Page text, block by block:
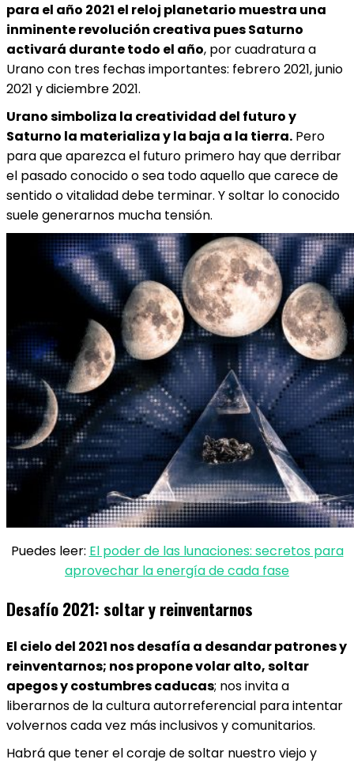
para el año 2021 el reloj planetario muestra una
inminente revolución creativa pues Saturno
activará durante todo el año, por cuadratura a
Urano con tres fechas importantes: febrero 2021, junio
2021 y diciembre 2021.
Urano simboliza la creatividad del futuro y
Saturno la materializa y la baja a la tierra. Pero
para que aparezca el futuro primero hay que derribar
el pasado conocido o sea todo aquello que carece de
sentido o vitalidad debe terminar. Y soltar lo conocido
suele generarnos mucha tensión.
Puedes leer: El poder de las lunaciones: secretos para
aprovechar la energía de cada fase
Desafío 2021: soltar y reinventarnos
El cielo del 2021 nos desafía a desandar patrones y
reinventarnos; nos propone volar alto, soltar
apegos y costumbres caducas; nos invita a
liberarnos de la cultura autorreferencial para intentar
volvernos cada vez más inclusivos y comunitarios.
Habrá que tener el coraje de soltar nuestro viejo y